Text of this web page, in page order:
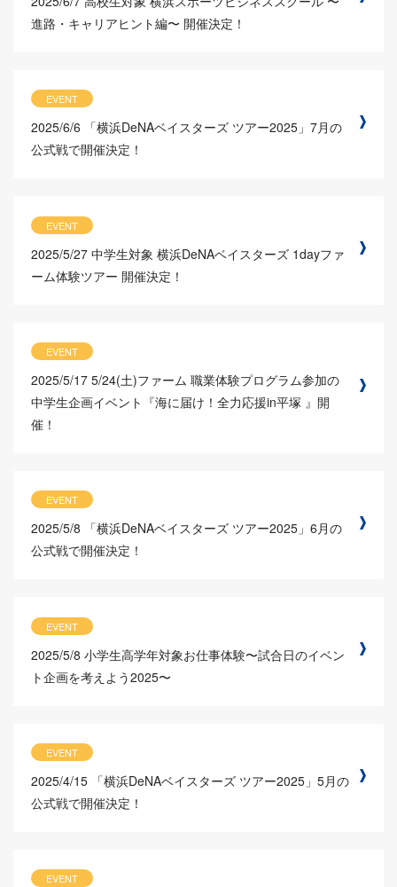
進路・キャリアヒント編〜 開催決定！
EVENT
2025/6/6
「横浜DeNAベイスターズ ツアー2025」7月の
公式戦で開催決定！
EVENT
2025/5/27 中学生対象 横浜DeNAベイスターズ 1dayファ
ーム体験ツアー 開催決定！
EVENT
2025/5/17 5/24(土)ファーム 職業体験プログラム参加の
中学生企画イベント『海に届け！全力応援in平塚 』開
催！
EVENT
2025/5/8
「横浜DeNAベイスターズ ツアー2025」6月の
公式戦で開催決定！
EVENT
2025/5/8 小学生高学年対象お仕事体験〜試合日のイベン
ト企画を考えよう2025〜
EVENT
2025/4/15 「横浜DeNAベイスターズ ツアー2025」5月の
公式戦で開催決定！
EVENT